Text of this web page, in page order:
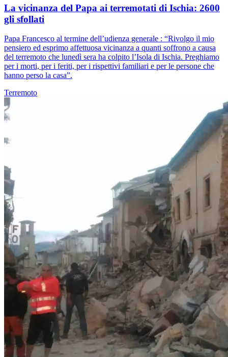
La vicinanza del Papa ai terremotati di Ischia: 2600
gli sfollati
Papa Francesco al termine dell’udienza generale : “Rivolgo il mio
pensiero ed esprimo affettuosa vicinanza a quanti soffrono a causa
del terremoto che lunedì sera ha colpito l’Isola di Ischia. Preghiamo
per i morti, per i feriti, per i rispettivi familiari e per le persone che
hanno perso la casa”.
Terremoto